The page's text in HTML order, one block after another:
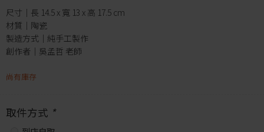
尺寸｜長 14.5 x 寬 13 x 高 17.5 cm
材質｜陶瓷
製造方式｜純手工製作
創作者｜吳孟哲 老師
尚有庫存
取件方式 *